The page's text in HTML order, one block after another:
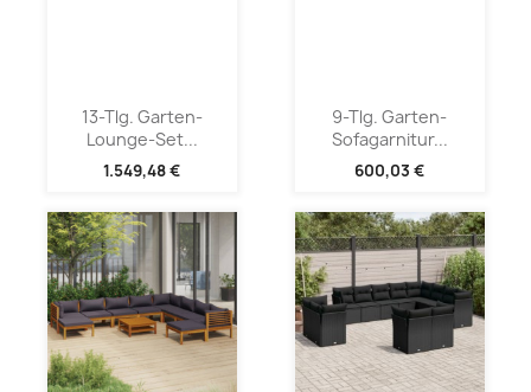
13-Tlg. Garten-
Lounge-Set...
1.549,48 €
9-Tlg. Garten-
Sofagarnitur...
600,03 €